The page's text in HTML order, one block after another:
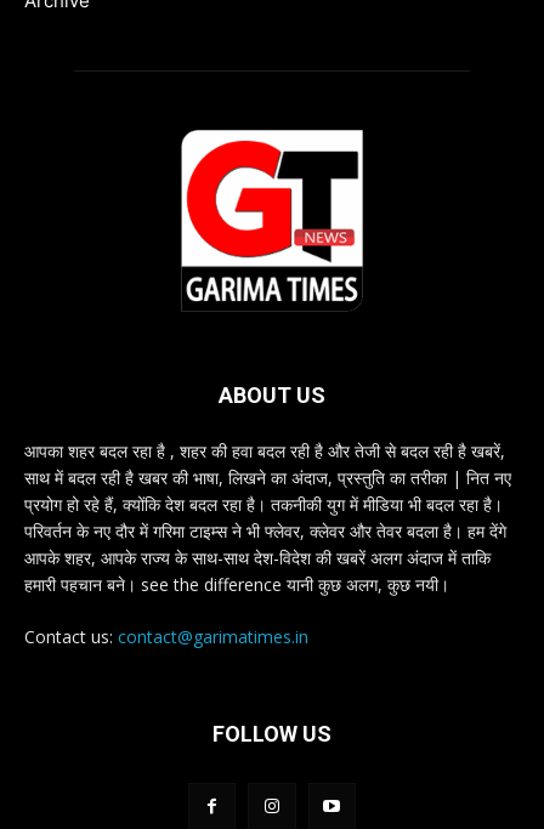
ABOUT US
आपका शहर बदल रहा है , शहर की हवा बदल रही है और तेजी से बदल रही है खबरें,
साथ में बदल रही है खबर की भाषा, लिखने का अंदाज, प्रस्तुति का तरीका | नित नए
प्रयोग हो रहे हैं, क्योंकि देश बदल रहा है। तकनीकी युग में मीडिया भी बदल रहा है।
परिवर्तन के नए दौर में गरिमा टाइम्स ने भी फ्लेवर, क्लेवर और तेवर बदला है। हम देंगे
आपके शहर, आपके राज्य के साथ-साथ देश-विदेश की खबरें अलग अंदाज में ताकि
हमारी पहचान बने। see the difference यानी कुछ अलग, कुछ नयी।
Contact us: contact@garimatimes.in
FOLLOW US